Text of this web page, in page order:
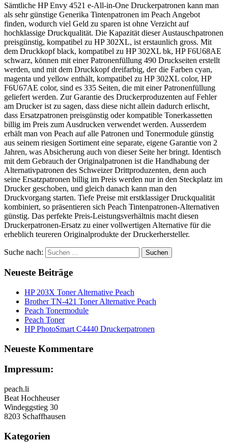
Sämtliche HP Envy 4521 e-All-in-One Druckerpatronen kann man
als sehr günstige Generika Tintenpatronen im Peach Angebot
finden, wodurch viel Geld zu sparen ist ohne Verzicht auf
hochklassige Druckqualität. Die Kapazität dieser Austauschpatronen
preisgünstig, kompatibel zu HP 302XL, ist erstaunlich gross. Mit
dem Druckkopf black, kompatibel zu HP 302XL bk, HP F6U68AE
schwarz, können mit einer Patronenfüllung 490 Druckseiten erstellt
werden, und mit dem Druckkopf dreifarbig, der die Farben cyan,
magenta und yellow enthält, kompatibel zu HP 302XL color, HP
F6U67AE color, sind es 335 Seiten, die mit einer Patronenfüllung
geliefert werden. Zur Garantie des Druckerproduzenten auf Fehler
am Drucker ist zu sagen, dass diese nicht allein dadurch erlischt,
dass Ersatzpatronen preisgünstig oder kompatible Tonerkassetten
billig im Preis zum Ausdrucken verwendet werden. Ausserdem
erhält man von Peach auf alle Patronen und Tonermodule günstig
aus seinem riesigen Sortiment eine separate, eigene Garantie von 2
Jahren, was Absicherung auch von dieser Seite her bringt. Identisch
mit dem Gebrauch der Originalpatronen ist die Handhabung der
Alternativpatronen des Schweizer Drittproduzenten, denn auch
seine Ersatzpatronen billig im Preis werden nur in den Steckplatz im
Drucker geschoben, und gleich danach kann man den
Druckvorgang starten. Tiefe Preise mit erstklassiger Druckqualität
kombiniert, so präsentieren sich Peach Tintenpatronen-Alternativen
günstig. Das perfekte Preis-Leistungsverhältnis macht diesen
Druckerpatronen-Ersatz zu einer vollwertigen Alternative für die
erheblich teureren Originalprodukte der Druckerhersteller.
Suche nach:
Neueste Beiträge
HP 203X Toner Alternative Peach
Brother TN-421 Toner Alternative Peach
Peach Tonermodule
Peach Toner
HP PhotoSmart C4440 Druckerpatronen
Neueste Kommentare
Impressum:
peach.li
Beat Hochheuser
Windeggstieg 30
8203 Schaffhausen
Kategorien